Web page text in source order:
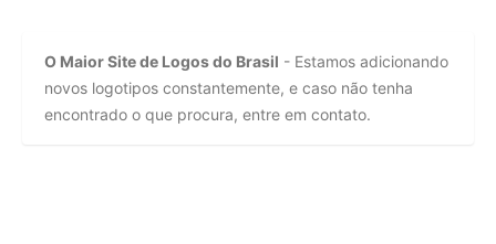
O Maior Site de Logos do Brasil - Estamos adicionando
novos logotipos constantemente, e caso não tenha
encontrado o que procura, entre em contato.